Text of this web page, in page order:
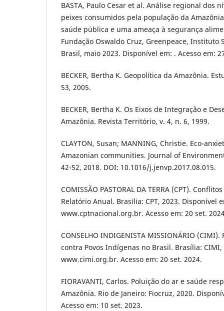
BASTA, Paulo Cesar et al. Análise regional dos
peixes consumidos pela população da
saúde pública e uma ameaça à segurança
Fundação Oswaldo Cruz, Greenpeace, Instituto
Brasil, maio 2023. Disponível em: . Acesso em:
BECKER, Bertha K. Geopolítica da Amazônia.
53, 2005.
BECKER, Bertha K. Os Eixos de Integração e
Amazônia. Revista Território, v. 4, n. 6, 1999.
CLAYTON, Susan; MANNING, Christie. Eco-
Amazonian communities. Journal of
42-52, 2018. DOI: 10.1016/j.jenvp.2017.08.015.
COMISSÃO PASTORAL DA TERRA (CPT).
Relatório Anual. Brasília: CPT, 2023. Disponível
www.cptnacional.org.br. Acesso em: 20 set.
CONSELHO INDIGENISTA MISSIONÁRIO
contra Povos Indígenas no Brasil. Brasília:
www.cimi.org.br. Acesso em: 20 set. 2024.
FIORAVANTI, Carlos. Poluição do ar e saúde
Amazônia. Rio de Janeiro: Fiocruz, 2020.
Acesso em: 10 set. 2023.